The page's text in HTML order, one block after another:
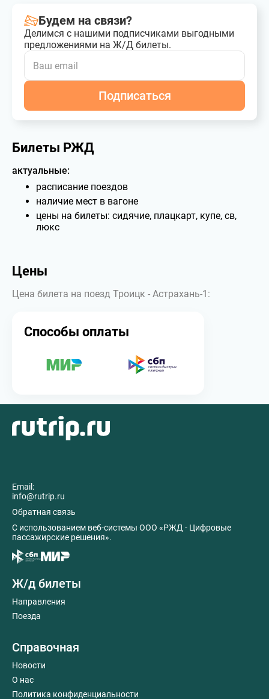
Будем на связи?
Делимся с нашими подписчиками выгодными
предложениями на Ж/Д билеты.
Подписаться
Билеты РЖД
актуальные:
расписание поездов
наличие мест в вагоне
цены на билеты: сидячие, плацкарт, купе, св,
люкс
Цены
Цена билета на поезд Троицк - Астрахань-1:
Способы оплаты
Email:
info@rutrip.ru
Обратная связь
C использованием веб-системы ООО «РЖД - Цифровые
пассажирские решения».
Ж/д билеты
Направления
Поезда
Справочная
Новости
О нас
Политика конфиденциальности